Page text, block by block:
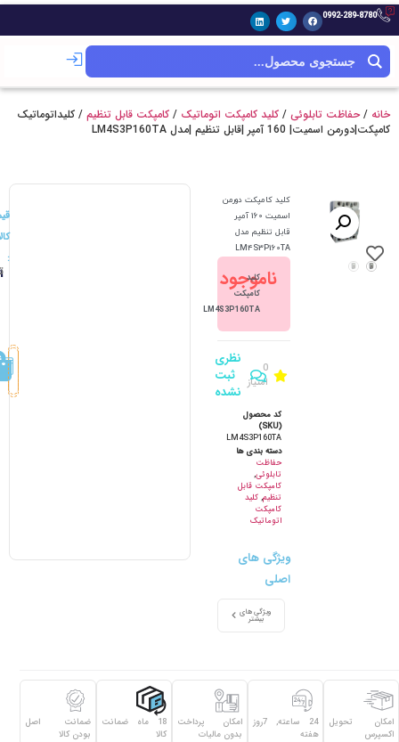
0992-289-8780
خانه /حفاظت تابلوئی / کلید کامپکت اتوماتیک / کامپکت قابل تنظیم / کلیداتوماتیک
کامپکت|دورمن اسمیت| 160 آمپر |قابل تنظیم |مدل LM4S3P160TA
کلید کامپکت دورمن
اسمیت 160 آمپر
قابل تنظیم مدل
LM4S3P160TA
ناموجود
کلید
کامپکت
LM4S3P160TA
0
امتیاز
نظری
ثبت
نشده
کد محصول
(SKU)
LM4S3P160TA
دسته بندی ها
حفاظت
تابلوئی,
کامپکت قابل
تنظیم, کلید
کامپکت
اتوماتیک
ویژگی های
اصلی
ویژگی های
بیشتر
:
امکان تحویل
اکسپرس
24 ساعته, 7روز
هفته
امکان پرداخت
بدون مالیات
18 ماه ضمانت
کالا
ضمانت اصل
بودن کالا